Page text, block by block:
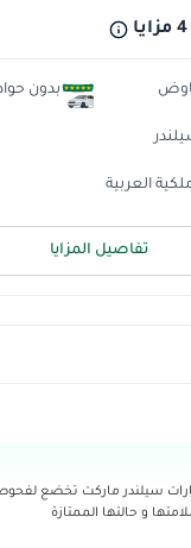
العربية
بدون
تفاصيل المزايا
سيلندر ماركت تخضع
و حالتها الممتازة